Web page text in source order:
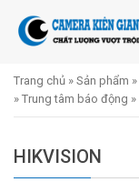
Trang chủ » Sản phẩm »
» Trung tâm báo động »
HIKVISION